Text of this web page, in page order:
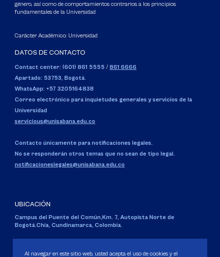
género, así como de comportamientos contrarios a los principios
fundamentales de la Universidad
Carácter Académico: Universidad
DATOS DE CONTACTO
Contact center: (601) 861 5555 / 861 6666
Apartado: 53753, Bogotá.
WhatsApp: +57 3205164838
Correo electrónico para inquietudes generales y servicios de la
Universidad
servicious@unisabana.edu.co
Contacto únicamente para notificaciones legales.
No se responderán otros temas que no sean de tipo legal.
notificacioneslegales@unisabana.edu.co
UBICACIÓN
Campus del Puente del Común,Km. 7, Autopista Norte de
Bogotá.Chía, Cundinamarca, Colombia.
Personería Jurídica:Resolución 130 del 14 de enero de 1980.
Al navegar en este sitio web, usted acepta el uso de cookies y el